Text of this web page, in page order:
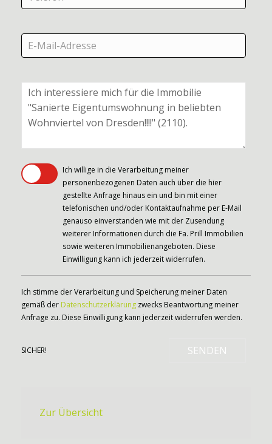
Ich willige in die Verarbeitung meiner
personenbezogenen Daten auch über die hier
gestellte Anfrage hinaus ein und bin mit einer
telefonischen und/oder Kontaktaufnahme per E-Mail
genauso einverstanden wie mit der Zusendung
weiterer Informationen durch die Fa. Prill Immobilien
sowie weiteren Immobilienangeboten. Diese
Einwilligung kann ich jederzeit widerrufen.
Ich stimme der Verarbeitung und Speicherung meiner Daten
gemäß der Datenschutzerklärung zwecks Beantwortung meiner
Anfrage zu. Diese Einwilligung kann jederzeit widerrufen werden.
SICHER! SENDEN
Zur Übersicht